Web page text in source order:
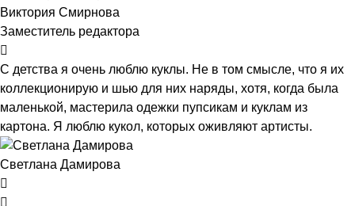
Виктория Смирнова
Заместитель редактора
С детства я очень люблю куклы. Не в том смысле, что я их
коллекционирую и шью для них наряды, хотя, когда была
маленькой, мастерила одежки пупсикам и куклам из
картона. Я люблю кукол, которых оживляют артисты.
Светлана Дамирова